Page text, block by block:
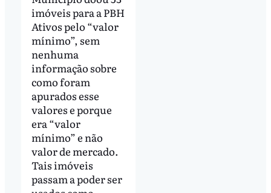
imóveis para a PBH
Ativos pelo “valor
mínimo”, sem
nenhuma
informação sobre
como foram
apurados esse
valores e porque
era “valor
mínimo” e não
valor de mercado.
Tais imóveis
passam a poder ser